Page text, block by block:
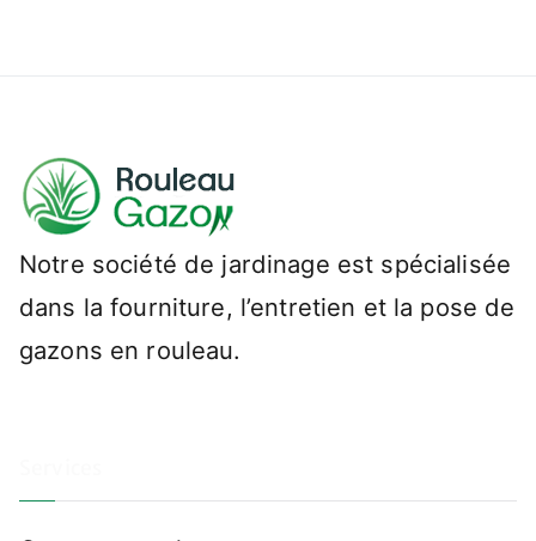
Notre société de jardinage est spécialisée
dans la fourniture, l’entretien et la pose de
gazons en rouleau.